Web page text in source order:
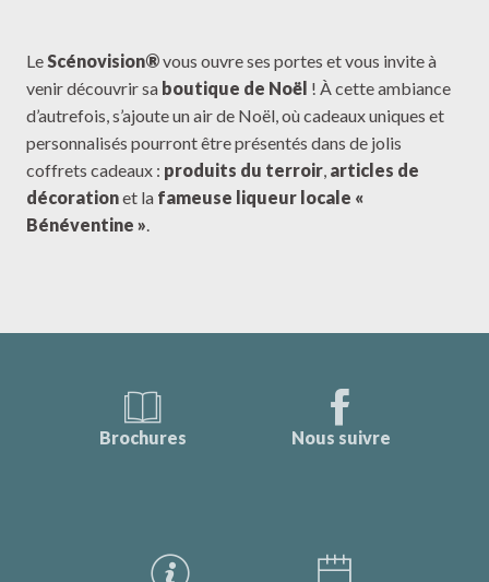
Le Scénovision®vous ouvre ses portes et vous invite à
venir découvrir sa boutique de Noël ! À cette ambiance
d’autrefois, s’ajoute un air de Noël, où cadeaux uniques et
personnalisés pourront être présentés dans de jolis
coffrets cadeaux : produits du terroir articles de
décorationet la fameuse liqueur locale «
Bénéventine »
Brochures Nous suivre